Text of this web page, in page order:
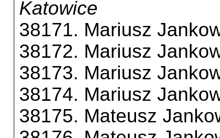
Katowice
38171. Mariusz
38172. Mariusz
38173. Mariusz
38174. Mariusz
38175. Mateusz